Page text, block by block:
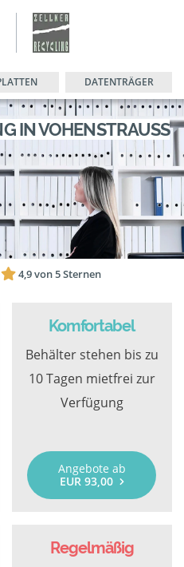
DATENTRÄGER
IN VOHENSTRAUSS
4,9 von 5 Sternen
Komfortabel
Behälter stehen bis zu
10 Tagen mietfrei zur
Verfügung
Angebote ab
EUR 93,00
Regelmäßig